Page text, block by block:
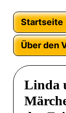
Startseite
Über den
Linda